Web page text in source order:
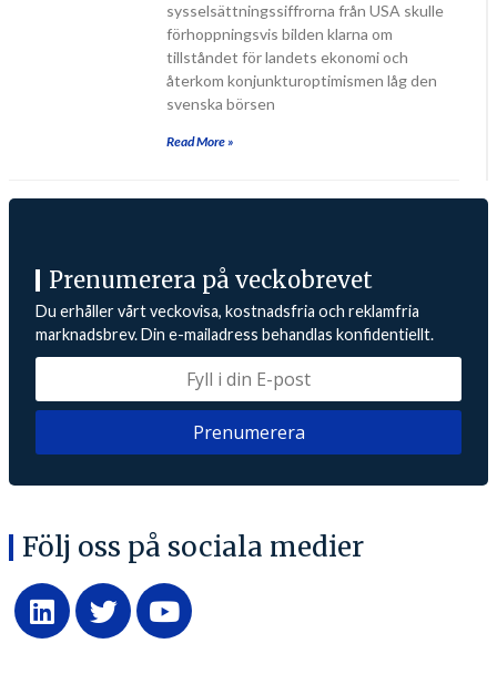
sysselsättningssiffrorna från USA skulle
förhoppningsvis bilden klarna om
tillståndet för landets ekonomi och
återkom konjunkturoptimismen låg den
svenska börsen
Read More »
Prenumerera på veckobrevet
Du erhåller vårt veckovisa, kostnadsfria och reklamfria
marknadsbrev. Din e-mailadress behandlas konfidentiellt.
Följ oss på sociala medier